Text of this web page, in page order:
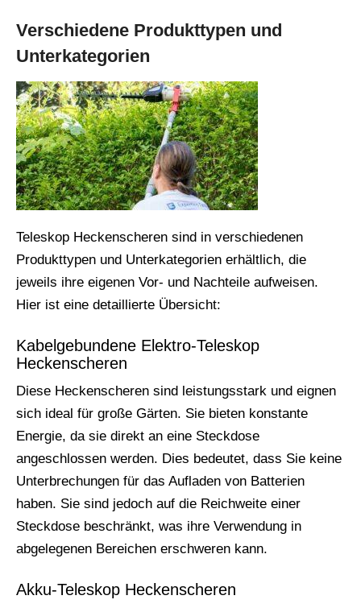
Verschiedene Produkttypen und
Unterkategorien
Teleskop Heckenscheren sind in verschiedenen
Produkttypen und Unterkategorien erhältlich, die
jeweils ihre eigenen Vor- und Nachteile aufweisen.
Hier ist eine detaillierte Übersicht:
Kabelgebundene Elektro-Teleskop
Heckenscheren
Diese Heckenscheren sind leistungsstark und eignen
sich ideal für große Gärten. Sie bieten konstante
Energie, da sie direkt an eine Steckdose
angeschlossen werden. Dies bedeutet, dass Sie keine
Unterbrechungen für das Aufladen von Batterien
haben. Sie sind jedoch auf die Reichweite einer
Steckdose beschränkt, was ihre Verwendung in
abgelegenen Bereichen erschweren kann.
Akku-Teleskop Heckenscheren